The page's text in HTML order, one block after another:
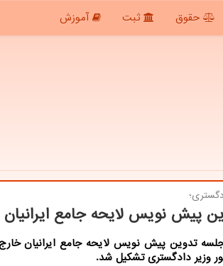
حقوق ثبت آموزش
پیش نویس لایحه جامع
تدوین پیش نویس لایحه جامع ایرانیان
وزیر دادگستری تشکیل شد.